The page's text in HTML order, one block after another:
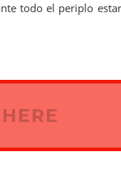
todo el periplo